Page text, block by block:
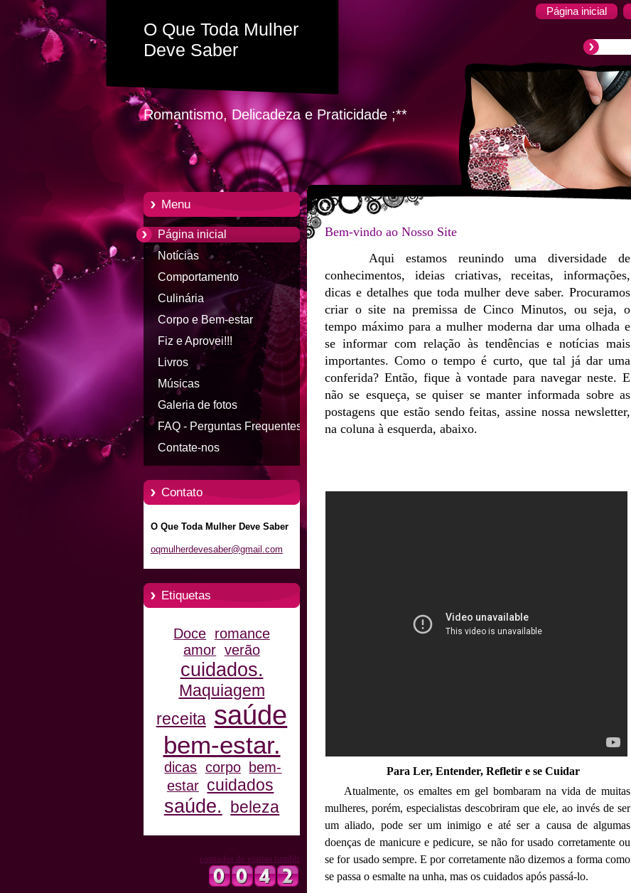
Página inicial
O Que Toda Mulher
Deve Saber
Romantismo, Delicadeza e Praticidade ;**
Menu
Página inicial
Notícias
Comportamento
Culinária
Corpo e Bem-estar
Fiz e Aprovei!!!
Livros
Músicas
Galeria de fotos
FAQ - Perguntas Frequentes
Contate-nos
Contato
O Que Toda Mulher Deve Saber
oqmulherdevesaber@gmail.com
Etiquetas
Doce romance
amor verão
cuidados.
Maquiagem
receita saúde
bem-estar.
dicas corpo
bem-
estar cuidados
saúde. beleza
contador de visitas tumblr
Bem-vindo ao Nosso Site
Aqui estamos reunindo uma diversidade de
conhecimentos, ideias criativas, receitas, informações,
dicas e detalhes que toda mulher deve saber. Procuramos
criar o site na premissa de Cinco Minutos, ou seja, o
tempo máximo para a mulher moderna dar uma olhada e
se informar com relação às tendências e notícias mais
importantes. Como o tempo é curto, que tal já dar uma
conferida? Então, fique à vontade para navegar neste. E
não se esqueça, se quiser se manter informada sobre as
postagens que estão sendo feitas, assine nossa newsletter,
na coluna à esquerda, abaixo.
Para Ler, Entender, Refletir e se Cuidar
Atualmente, os emaltes em gel bombaram na vida de muitas
mulheres, porém, especialistas descobriram que ele, ao invés de ser
um aliado, pode ser um inimigo e até ser a causa de algumas
doenças de manicure e pedicure, se não for usado corretamente ou
se for usado sempre. E por corretamente não dizemos a forma como
se passa o esmalte na unha, mas os cuidados após passá-lo.